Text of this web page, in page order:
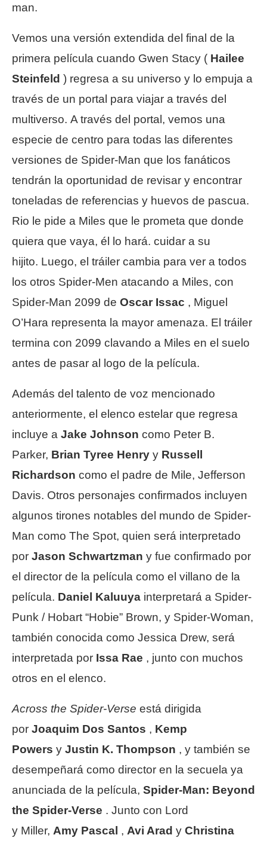
man.
Vemos una versión extendida del final de la
primera película cuando Gwen Stacy ( Hailee
Steinfeld ) regresa a su universo y lo empuja a
través de un portal para viajar a través del
multiverso. A través del portal, vemos una
especie de centro para todas las diferentes
versiones de Spider-Man que los fanáticos
tendrán la oportunidad de revisar y encontrar
toneladas de referencias y huevos de pascua.
Rio le pide a Miles que le prometa que donde
quiera que vaya, él lo hará. cuidar a su
hijito. Luego, el tráiler cambia para ver a todos
los otros Spider-Men atacando a Miles, con
Spider-Man 2099 de Oscar Issac , Miguel
O’Hara representa la mayor amenaza. El tráiler
termina con 2099 clavando a Miles en el suelo
antes de pasar al logo de la película.
Además del talento de voz mencionado
anteriormente, el elenco estelar que regresa
incluye a Jake Johnson como Peter B.
Parker, Brian Tyree Henry y Russell
Richardson como el padre de Mile, Jefferson
Davis. Otros personajes confirmados incluyen
algunos tirones notables del mundo de Spider-
Man como The Spot, quien será interpretado
por Jason Schwartzman y fue confirmado por
el director de la película como el villano de la
película. Daniel Kaluuya interpretará a Spider-
Punk / Hobart “Hobie” Brown, y Spider-Woman,
también conocida como Jessica Drew, será
interpretada por Issa Rae , junto con muchos
otros en el elenco.
Across the Spider-Verse está dirigida
por Joaquim Dos Santos , Kemp
Powers y Justin K. Thompson , y también se
desempeñará como director en la secuela ya
anunciada de la película, Spider-Man: Beyond
the Spider-Verse . Junto con Lord
y Miller, Amy Pascal , Avi Arad y Christina